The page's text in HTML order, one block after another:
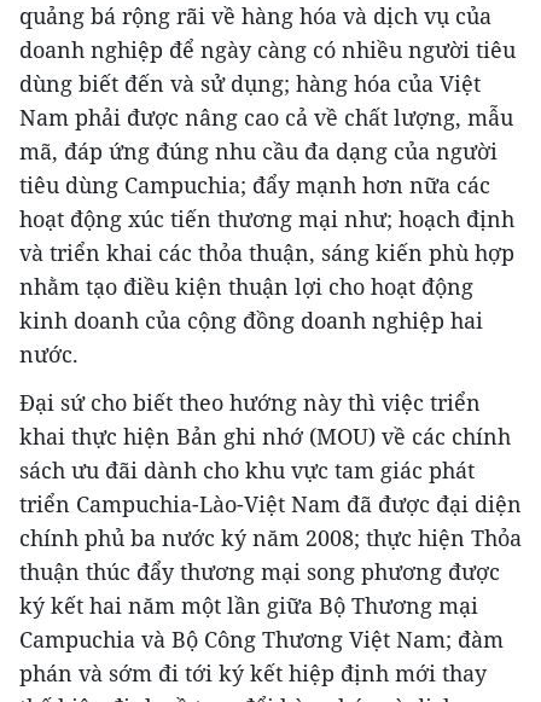
quảng bá rộng rãi về hàng hóa và dịch vụ của
doanh nghiệp để ngày càng có nhiều người tiêu
dùng biết đến và sử dụng; hàng hóa của Việt
Nam phải được nâng cao cả về chất lượng, mẫu
mã, đáp ứng đúng nhu cầu đa dạng của người
tiêu dùng Campuchia; đẩy mạnh hơn nữa các
hoạt động xúc tiến thương mại như; hoạch định
và triển khai các thỏa thuận, sáng kiến phù hợp
nhằm tạo điều kiện thuận lợi cho hoạt động
kinh doanh của cộng đồng doanh nghiệp hai
nước.
Đại sứ cho biết theo hướng này thì việc triển
khai thực hiện Bản ghi nhớ (MOU) về các chính
sách ưu đãi dành cho khu vực tam giác phát
triển Campuchia​-Lào​-Việt Nam đã được đại diện
chính phủ ba nước ký năm 2008; thực hiện Thỏa
thuận thúc đẩy thương mại song phương được
ký kết hai năm một lần giữa Bộ Thương mại
Campuchia và Bộ Công Thương Việt Nam; đàm
phán và sớm đi tới ký kết hiệp định mới thay